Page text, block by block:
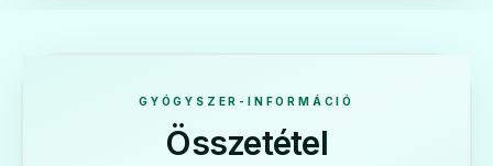
GYÓGYSZER-INFORMÁCIÓ
Összetétel